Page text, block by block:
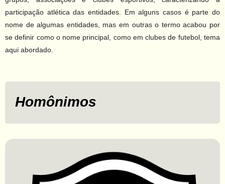
participação atlética das entidades. Em alguns casos é parte do
nome de algumas entidades, mas em outras o termo acabou por
se definir como o nome principal, como em clubes de futebol, tema
aqui abordado.
Homônimos